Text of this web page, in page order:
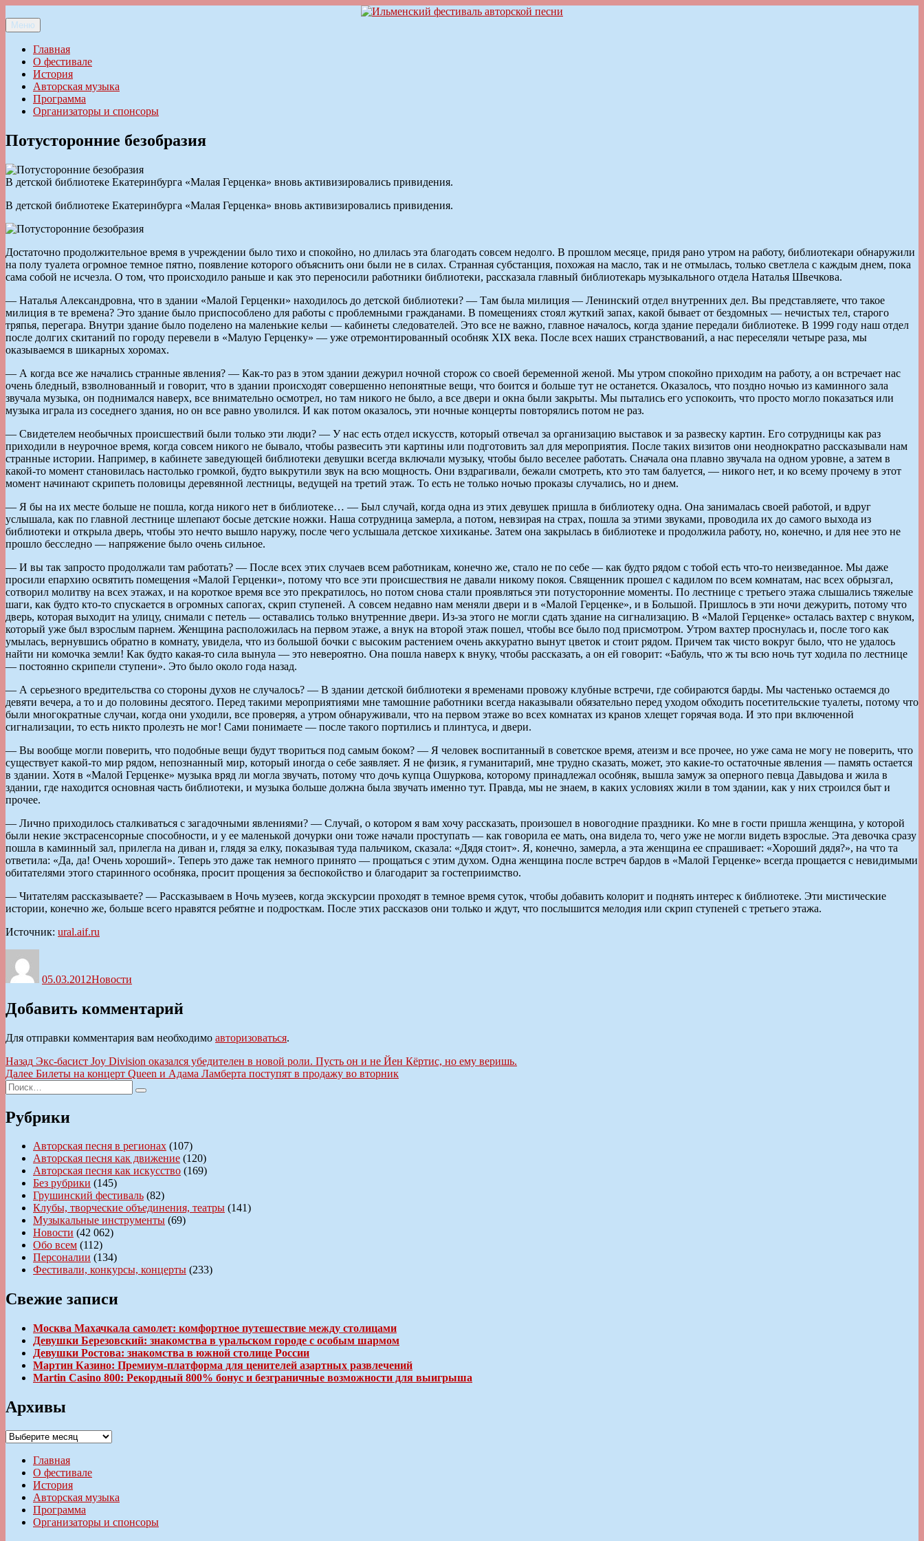
к
содержимому
Ильменский фестиваль авторской песни
Меню
Главная
О фестивале
История
Авторская музыка
Программа
Организаторы и спонсоры
Потусторонние безобразия
В детской библиотеке Екатеринбурга «Малая Герценка» вновь активизировались привидения.
В детской библиотеке Екатеринбурга «Малая Герценка» вновь активизировались привидения.
Достаточно продолжительное время в учреждении было тихо и спокойно, но длилась эта благодать совсем недолго. В прошлом месяце, придя рано утром на работу, библиотекари обнаружили
на полу туалета огромное темное пятно, появление которого объяснить они были не в силах. Странная субстанция, похожая на масло, так и не отмылась, только светлела с каждым днем, пока
сама собой не исчезла. О том, что происходило раньше и как это переносили работники библиотеки, рассказала главный библиотекарь музыкального отдела Наталья Швечкова.
— Наталья Александровна, что в здании «Малой Герценки» находилось до детской библиотеки? — Там была милиция — Ленинский отдел внутренних дел. Вы представляете, что такое
милиция в те времена? Это здание было приспособлено для работы с проблемными гражданами. В помещениях стоял жуткий запах, какой бывает от бездомных — нечистых тел, старого
тряпья, перегара. Внутри здание было поделено на маленькие кельи — кабинеты следователей. Это все не важно, главное началось, когда здание передали библиотеке. В 1999 году наш отдел
после долгих скитаний по городу перевели в «Малую Герценку» — уже отремонтированный особняк XIX века. После всех наших странствований, а нас переселяли четыре раза, мы
оказываемся в шикарных хоромах.
— А когда все же начались странные явления? — Как-то раз в этом здании дежурил ночной сторож со своей беременной женой. Мы утром спокойно приходим на работу, а он встречает нас
очень бледный, взволнованный и говорит, что в здании происходят совершенно непонятные вещи, что боится и больше тут не останется. Оказалось, что поздно ночью из каминного зала
звучала музыка, он поднимался наверх, все внимательно осмотрел, но там никого не было, а все двери и окна были закрыты. Мы пытались его успокоить, что просто могло показаться или
музыка играла из соседнего здания, но он все равно уволился. И как потом оказалось, эти ночные концерты повторялись потом не раз.
— Свидетелем необычных происшествий были только эти люди? — У нас есть отдел искусств, который отвечал за организацию выставок и за развеску картин. Его сотрудницы как раз
приходили в неурочное время, когда совсем никого не бывало, чтобы развесить эти картины или подготовить зал для мероприятия. После таких визитов они неоднократно рассказывали нам
странные истории. Например, в кабинете заведующей библиотеки девушки всегда включали музыку, чтобы было веселее работать. Сначала она плавно звучала на одном уровне, а затем в
какой-то момент становилась настолько громкой, будто выкрутили звук на всю мощность. Они вздрагивали, бежали смотреть, кто это там балуется, — никого нет, и ко всему прочему в этот
момент начинают скрипеть половицы деревянной лестницы, ведущей на третий этаж. То есть не только ночью проказы случались, но и днем.
— Я бы на их месте больше не пошла, когда никого нет в библиотеке… — Был случай, когда одна из этих девушек пришла в библиотеку одна. Она занималась своей работой, и вдруг
услышала, как по главной лестнице шлепают босые детские ножки. Наша сотрудница замерла, а потом, невзирая на страх, пошла за этими звуками, проводила их до самого выхода из
библиотеки и открыла дверь, чтобы это нечто вышло наружу, после чего услышала детское хихиканье. Затем она закрылась в библиотеке и продолжила работу, но, конечно, и для нее это не
прошло бесследно — напряжение было очень сильное.
— И вы так запросто продолжали там работать? — После всех этих случаев всем работникам, конечно же, стало не по себе — как будто рядом с тобой есть что-то неизведанное. Мы даже
просили епархию освятить помещения «Малой Герценки», потому что все эти происшествия не давали никому покоя. Священник прошел с кадилом по всем комнатам, нас всех обрызгал,
сотворил молитву на всех этажах, и на короткое время все это прекратилось, но потом снова стали проявляться эти потусторонние моменты. По лестнице с третьего этажа слышались тяжелые
шаги, как будто кто-то спускается в огромных сапогах, скрип ступеней. А совсем недавно нам меняли двери и в «Малой Герценке», и в Большой. Пришлось в эти ночи дежурить, потому что
дверь, которая выходит на улицу, снимали с петель — оставались только внутренние двери. Из-за этого не могли сдать здание на сигнализацию. В «Малой Герценке» осталась вахтер с внуком,
который уже был взрослым парнем. Женщина расположилась на первом этаже, а внук на второй этаж пошел, чтобы все было под присмотром. Утром вахтер проснулась и, после того как
умылась, вернувшись обратно в комнату, увидела, что из большой бочки с высоким растением очень аккуратно вынут цветок и стоит рядом. Причем так чисто вокруг было, что не удалось
найти ни комочка земли! Как будто какая-то сила вынула — это невероятно. Она пошла наверх к внуку, чтобы рассказать, а он ей говорит: «Бабуль, что ж ты всю ночь тут ходила по лестнице
— постоянно скрипели ступени». Это было около года назад.
— А серьезного вредительства со стороны духов не случалось? — В здании детской библиотеки я временами провожу клубные встречи, где собираются барды. Мы частенько остаемся до
девяти вечера, а то и до половины десятого. Перед такими мероприятиями мне тамошние работники всегда наказывали обязательно перед уходом обходить посетительские туалеты, потому что
были многократные случаи, когда они уходили, все проверяя, а утром обнаруживали, что на первом этаже во всех комнатах из кранов хлещет горячая вода. И это при включенной
сигнализации, то есть никто пролезть не мог! Сами понимаете — после такого портились и плинтуса, и двери.
— Вы вообще могли поверить, что подобные вещи будут твориться под самым боком? — Я человек воспитанный в советское время, атеизм и все прочее, но уже сама не могу не поверить, что
существует какой-то мир рядом, непознанный мир, который иногда о себе заявляет. Я не физик, я гуманитарий, мне трудно сказать, может, это какие-то остаточные явления — память остается
в здании. Хотя в «Малой Герценке» музыка вряд ли могла звучать, потому что дочь купца Ошуркова, которому принадлежал особняк, вышла замуж за оперного певца Давыдова и жила в
здании, где находится основная часть библиотеки, и музыка больше должна была звучать именно тут. Правда, мы не знаем, в каких условиях жили в том здании, как у них строился быт и
прочее.
— Лично приходилось сталкиваться с загадочными явлениями? — Случай, о котором я вам хочу рассказать, произошел в новогодние праздники. Ко мне в гости пришла женщина, у которой
были некие экстрасенсорные способности, и у ее маленькой дочурки они тоже начали проступать — как говорила ее мать, она видела то, чего уже не могли видеть взрослые. Эта девочка сразу
пошла в каминный зал, прилегла на диван и, глядя за елку, показывая туда пальчиком, сказала: «Дядя стоит». Я, конечно, замерла, а эта женщина ее спрашивает: «Хороший дядя?», на что та
ответила: «Да, да! Очень хороший». Теперь это даже так немного принято — прощаться с этим духом. Одна женщина после встреч бардов в «Малой Герценке» всегда прощается с невидимыми
обитателями этого старинного особняка, просит прощения за беспокойство и благодарит за гостеприимство.
— Читателям рассказываете? — Рассказываем в Ночь музеев, когда экскурсии проходят в темное время суток, чтобы добавить колорит и поднять интерес к библиотеке. Эти мистические
истории, конечно же, больше всего нравятся ребятне и подросткам. После этих рассказов они только и ждут, что послышится мелодия или скрип ступеней с третьего этажа.
Источник: ural.aif.ru
05.03.2012Новости
Добавить комментарий
Для отправки комментария вам необходимо авторизоваться.
Навигация
по
записям
Назад Предыдущая
запись:
Экс-басист Joy Division оказался убедителен в новой роли. Пусть он и не Йен Кёртис, но ему веришь.
Далее Следующая
Билеты на концерт Queen и Адама Ламберта поступят в продажу во вторник
Искать:
Поиск
Рубрики
Авторская песня в регионах (107)
Авторская песня как движение (120)
Авторская песня как искусство (169)
Без рубрики (145)
Грушинский фестиваль (82)
Клубы, творческие объединения, театры (141)
Музыкальные инструменты (69)
Новости (42 062)
Обо всем (112)
Персоналии (134)
Фестивали, конкурсы, концерты (233)
Свежие записи
Москва Махачкала самолет: комфортное путешествие между столицами
Девушки Березовский: знакомства в уральском городе с особым шармом
Девушки Ростова: знакомства в южной столице России
Мартин Казино: Премиум-платформа для ценителей азартных развлечений
Martin Casino 800: Рекордный 800% бонус и безграничные возможности для выигрыша
Архивы
Архивы
Главная
О фестивале
История
Авторская музыка
Программа
Организаторы и спонсоры